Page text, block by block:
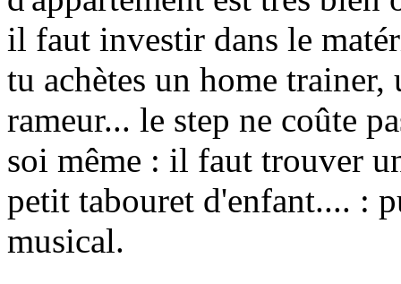
il faut investir dans le
tu achètes un home
rameur... le step ne coûte
soi même : il faut trouver
petit tabouret d'enfant.... :
musical.